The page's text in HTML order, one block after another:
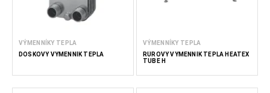
VÝMENNÍKY TEPLA
DOSKOVÝ VÝMENNÍK TEPLA
VÝMENNÍKY TEPLA
RÚROVÝ VÝMENNÍK TEPLA HEATEX
TUBE H